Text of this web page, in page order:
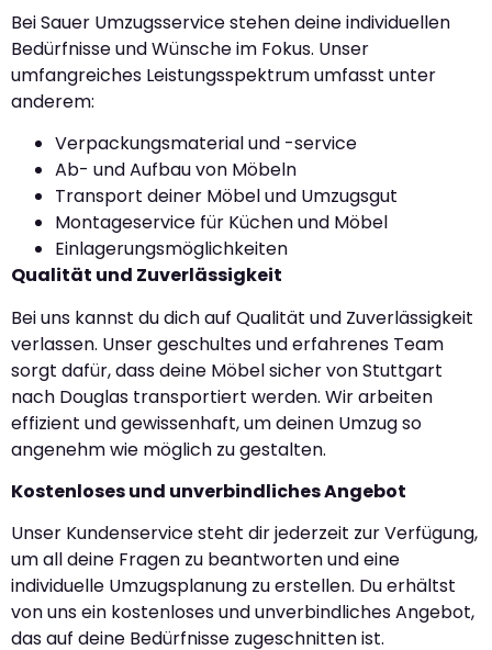
Bei Sauer Umzugsservice stehen deine individuellen
Bedürfnisse und Wünsche im Fokus. Unser
umfangreiches Leistungsspektrum umfasst unter
anderem:
Verpackungsmaterial und -service
Ab- und Aufbau von Möbeln
Transport deiner Möbel und Umzugsgut
Montageservice für Küchen und Möbel
Einlagerungsmöglichkeiten
Qualität und Zuverlässigkeit
Bei uns kannst du dich auf Qualität und Zuverlässigkeit
verlassen. Unser geschultes und erfahrenes Team
sorgt dafür, dass deine Möbel sicher von Stuttgart
nach Douglas transportiert werden. Wir arbeiten
effizient und gewissenhaft, um deinen Umzug so
angenehm wie möglich zu gestalten.
Kostenloses und unverbindliches Angebot
Unser Kundenservice steht dir jederzeit zur Verfügung,
um all deine Fragen zu beantworten und eine
individuelle Umzugsplanung zu erstellen. Du erhältst
von uns ein kostenloses und unverbindliches Angebot,
das auf deine Bedürfnisse zugeschnitten ist.